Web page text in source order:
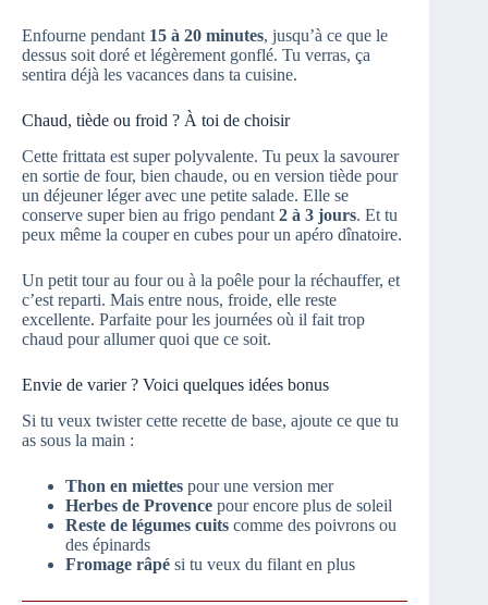
Enfourne pendant 15 à 20 minutes, jusqu’à ce que le
dessus soit doré et légèrement gonflé. Tu verras, ça
sentira déjà les vacances dans ta cuisine.
Chaud, tiède ou froid ? À toi de choisir
Cette frittata est super polyvalente. Tu peux la savourer
en sortie de four, bien chaude, ou en version tiède pour
un déjeuner léger avec une petite salade. Elle se
conserve super bien au frigo pendant 2 à 3 jours. Et tu
peux même la couper en cubes pour un apéro dînatoire.
Un petit tour au four ou à la poêle pour la réchauffer, et
c’est reparti. Mais entre nous, froide, elle reste
excellente. Parfaite pour les journées où il fait trop
chaud pour allumer quoi que ce soit.
Envie de varier ? Voici quelques idées bonus
Si tu veux twister cette recette de base, ajoute ce que tu
as sous la main :
Thon en miettes pour une version mer
Herbes de Provence pour encore plus de soleil
Reste de légumes cuits comme des poivrons ou
des épinards
Fromage râpé si tu veux du filant en plus